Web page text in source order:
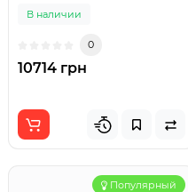
В наличии
0
10714 грн
Популярный